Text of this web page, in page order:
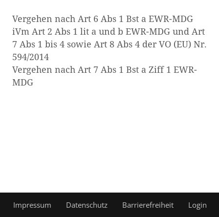
Vergehen nach Art 6 Abs 1 Bst a EWR-MDG
iVm Art 2 Abs 1 lit a und b EWR-MDG und Art
7 Abs 1 bis 4 sowie Art 8 Abs 4 der VO (EU) Nr.
594/2014
Vergehen nach Art 7 Abs 1 Bst a Ziff 1 EWR-
MDG
Impressum Datenschutz Barrierefreiheit Login